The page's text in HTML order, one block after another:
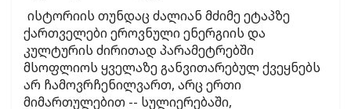
ისტორიის თუნდაც ძალიან მძიმე ეტაპზე
ქართველები ეროვნული ენერგიის და
კულტურის ძირითად პარამეტრებში
მსოფლიოს ყველაზე განვითარებულ ქვეყნებს
არ ჩამოვრჩენილვართ, არც ერთი
მიმართულებით -- სულიერებაში,